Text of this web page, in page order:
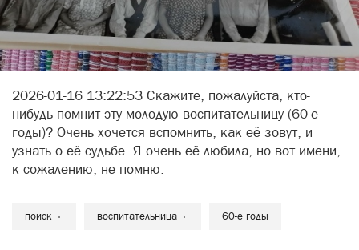
2026-01-16 13:22:53 Скажите, пожалуйста, кто-
нибудь помнит эту молодую воспитательницу (60-е
годы)? Очень хочется вспомнить, как её зовут, и
узнать о её судьбе. Я очень её любила, но вот имени,
к сожалению, не помню.
поиск воспитательница 60-е годы